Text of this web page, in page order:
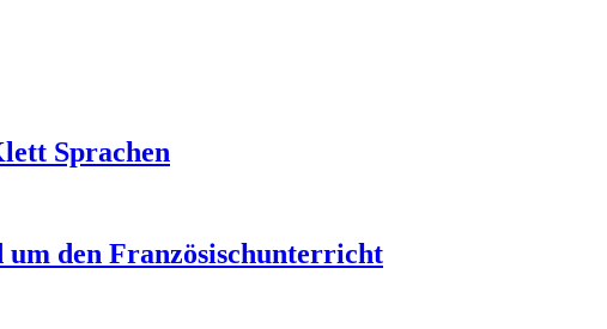
Sprachen
den Französischunterricht